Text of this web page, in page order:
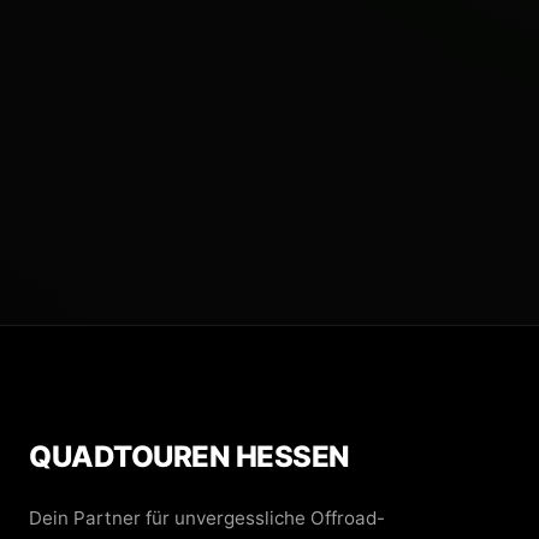
QUADTOUREN HESSEN
Dein Partner für unvergessliche Offroad-